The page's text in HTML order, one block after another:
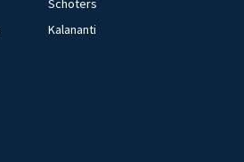
Schoters
Kalananti